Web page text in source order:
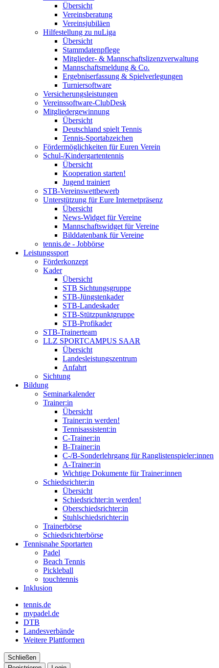
Übersicht
Vereinsberatung
Vereinsjubiläen
Hilfestellung zu nuLiga
Übersicht
Stammdatenpflege
Mitglieder- & Mannschaftslizenzverwaltung
Mannschaftsmeldung & Co.
Ergebniserfassung & Spielverlegungen
Turniersoftware
Versicherungsleistungen
Vereinssoftware-ClubDesk
Mitgliedergewinnung
Übersicht
Deutschland spielt Tennis
Tennis-Sportabzeichen
Fördermöglichkeiten für Euren Verein
Schul-/Kindergartentennis
Übersicht
Kooperation starten!
Jugend trainiert
STB-Vereinswettbewerb
Unterstützung für Eure Internetpräsenz
Übersicht
News-Widget für Vereine
Mannschaftswidget für Vereine
Bilddatenbank für Vereine
tennis.de - Jobbörse
Leistungssport
Förderkonzept
Kader
Übersicht
STB Sichtungsgruppe
STB-Jüngstenkader
STB-Landeskader
STB-Stützpunktgruppe
STB-Profikader
STB-Trainerteam
LLZ SPORTCAMPUS SAAR
Übersicht
Landesleistungszentrum
Anfahrt
Sichtung
Bildung
Seminarkalender
Trainer:in
Übersicht
Trainer:in werden!
Tennisassistent:in
C-Trainer:in
B-Trainer:in
C-/B-Sonderlehrgang für Ranglistenspieler:innen
A-Trainer:in
Wichtige Dokumente für Trainer:innen
Schiedsrichter:in
Übersicht
Schiedsrichter:in werden!
Oberschiedsrichter:in
Stuhlschiedsrichter:in
Trainerbörse
Schiedsrichterbörse
Tennisnahe Sportarten
Padel
Beach Tennis
Pickleball
touchtennis
Inklusion
tennis.de
mypadel.de
DTB
Landesverbände
Weitere Plattformen
Schließen